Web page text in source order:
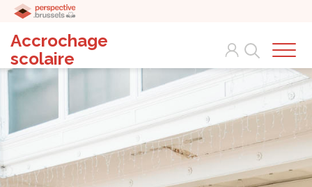
Accrochage
scolaire
Search